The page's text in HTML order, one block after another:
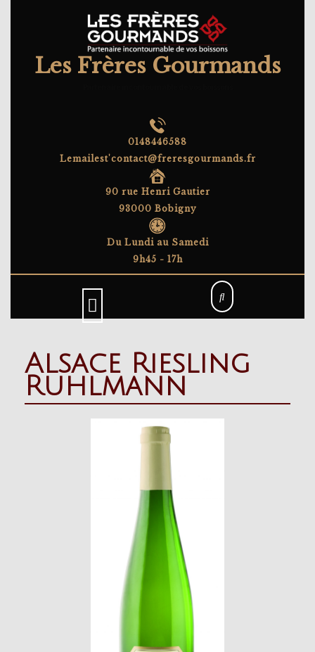
Les Frères Gourmands
0148446588
Lemailest'contact@freresgourmands.fr
90 rue Henri Gautier
93000 Bobigny
Du Lundi au Samedi
9h45 - 17h
Alsace Riesling
Ruhlmann